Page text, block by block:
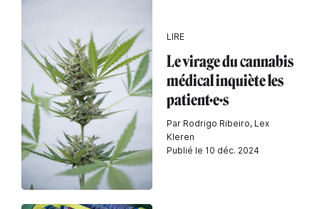
LIRE
Le virage du cannabis
médical inquiète les
patient·e·s
Par Rodrigo Ribeiro, Lex
Kleren
Publié le 10 déc. 2024